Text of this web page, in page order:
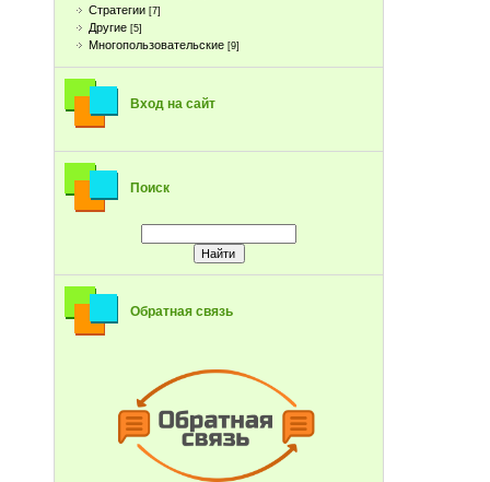
Стратегии [7]
Другие [5]
Многопользовательские [9]
Вход на сайт
Поиск
Обратная связь